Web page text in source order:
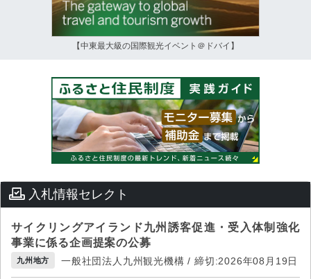
【中東最大級の国際観光イベント＠ドバイ】
入札情報セレクト
サイクリングアイランド九州誘客促進・受入体制強化
事業に係る企画提案の公募
九州地方 一般社団法人九州観光機構 / 締切:2026年08月19日